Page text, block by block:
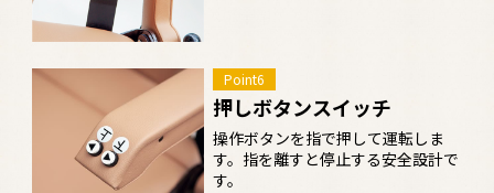
Point6
押しボタンスイッチ
操作ボタンを指で押して運転しま
す。指を離すと停止する安全設計で
す。